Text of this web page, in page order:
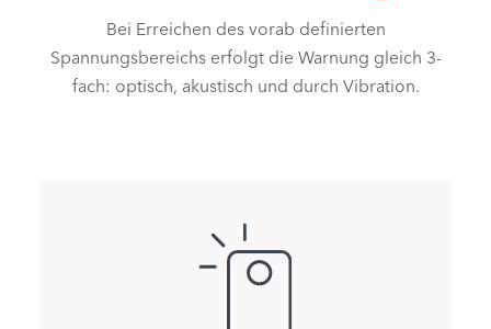
Bei Erreichen des vorab definierten
Spannungsbereichs erfolgt die Warnung gleich 3-
fach: optisch, akustisch und durch Vibration.